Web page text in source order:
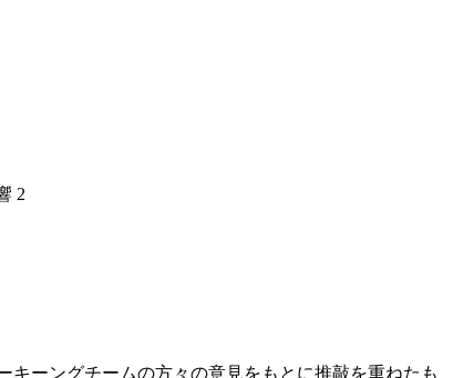
2
ーングチームの方々の意見をもとに推敲を重ねたも